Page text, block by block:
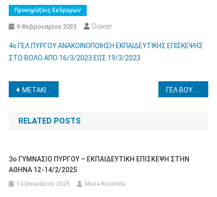
Προκηρύξεις Εκδρομών
9 Φεβρουαρίου 2023 Diaxeir
4ο ΓΕΛ ΠΥΡΓΟΥ ΑΝΑΚΟΙΝΟΠΟΙΗΣΗ ΕΚΠΑΙΔΕΥΤΙΚΗΣ ΕΠΙΣΚΕΨΗΣ
ΣΤΟ ΒΟΛΟ ΑΠΟ 16/3/2023 ΕΩΣ 19/3/2023
Πλοήγηση
άρθρων
ΜΕΤΑΚΙΝΗΣΗ 2οΕΠΑΛ ΠΥΡΓΟΥ ΣΤΗΝ ΚΥΠΡΟ 2/3/23-17/3/23
RELATED POSTS
3ο ΓΥΜΝΑΣΙΟ ΠΥΡΓΟΥ – ΕΚΠΑΙΔΕΥΤΙΚΗ ΕΠΙΣΚΕΨΗ ΣΤΗΝ
ΑΘΗΝΑ 12-14/2/2025
14 Ιανουαρίου 2025 Maria Koromila